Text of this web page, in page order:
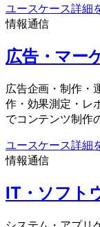
ユースケース詳細
情報通信
広告・マー
広告企画・制作・
作・効果測定・レ
でコンテンツ制作
ユースケース詳細
情報通信
IT・ソフト